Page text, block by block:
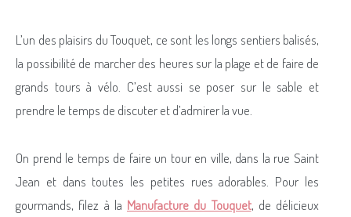
L’un des plaisirs du Touquet, ce sont les longs sentiers balisés,
la possibilité de marcher des heures sur la plage et de faire de
grands tours à vélo. C’est aussi se poser sur le sable et
prendre le temps de discuter et d’admirer la vue.
On prend le temps de faire un tour en ville, dans la rue Saint
Jean et dans toutes les petites rues adorables. Pour les
gourmands, filez à la Manufacture du Touquet, de délicieux